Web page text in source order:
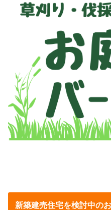
新築建売住宅を検討中の